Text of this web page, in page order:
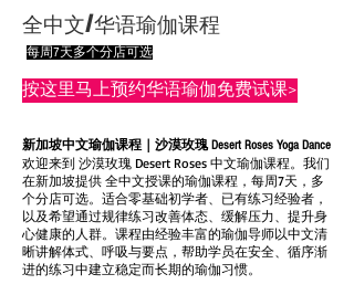
全中文/华语瑜伽课程​
每周7天多个分店可选
按这里马上预约华语瑜伽免费试课>
新加坡中文瑜伽课程｜沙漠玫瑰 Desert Roses Yoga Dance
欢迎来到 沙漠玫瑰 Desert Roses 中文瑜伽课程。我们
在新加坡提供 全中文授课的瑜伽课程，每周7天，多
个分店可选。适合零基础初学者、已有练习经验者，
以及希望通过规律练习改善体态、缓解压力、提升身
心健康的人群。课程由经验丰富的瑜伽导师以中文清
晰讲解体式、呼吸与要点，帮助学员在安全、循序渐
进的练习中建立稳定而长期的瑜伽习惯。